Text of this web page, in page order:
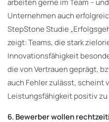
arbeiten gerne im Team –
Unternehmen auch
StepStone Studie
zeigt: Teams, die stark
Innovationsfähigkeit
die von Vertrauen geprägt,
auch Fehler zulässt, scheint
Leistungsfähigkeit positiv
6. Bewerber wollen